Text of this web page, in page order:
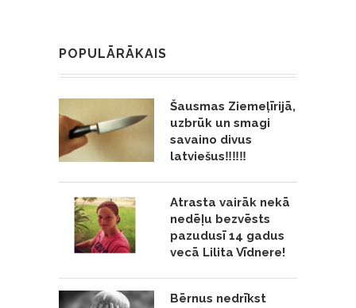
POPULĀRĀKAIS
Šausmas Ziemeļīrijā,
uzbrūk un smagi
savaino divus
latviešus‼️‼️‼️
Atrasta vairāk nekā
nedēļu bezvēsts
pazudusī 14 gadus
vecā Lilita Vīdnere!
Bērnus nedrīkst